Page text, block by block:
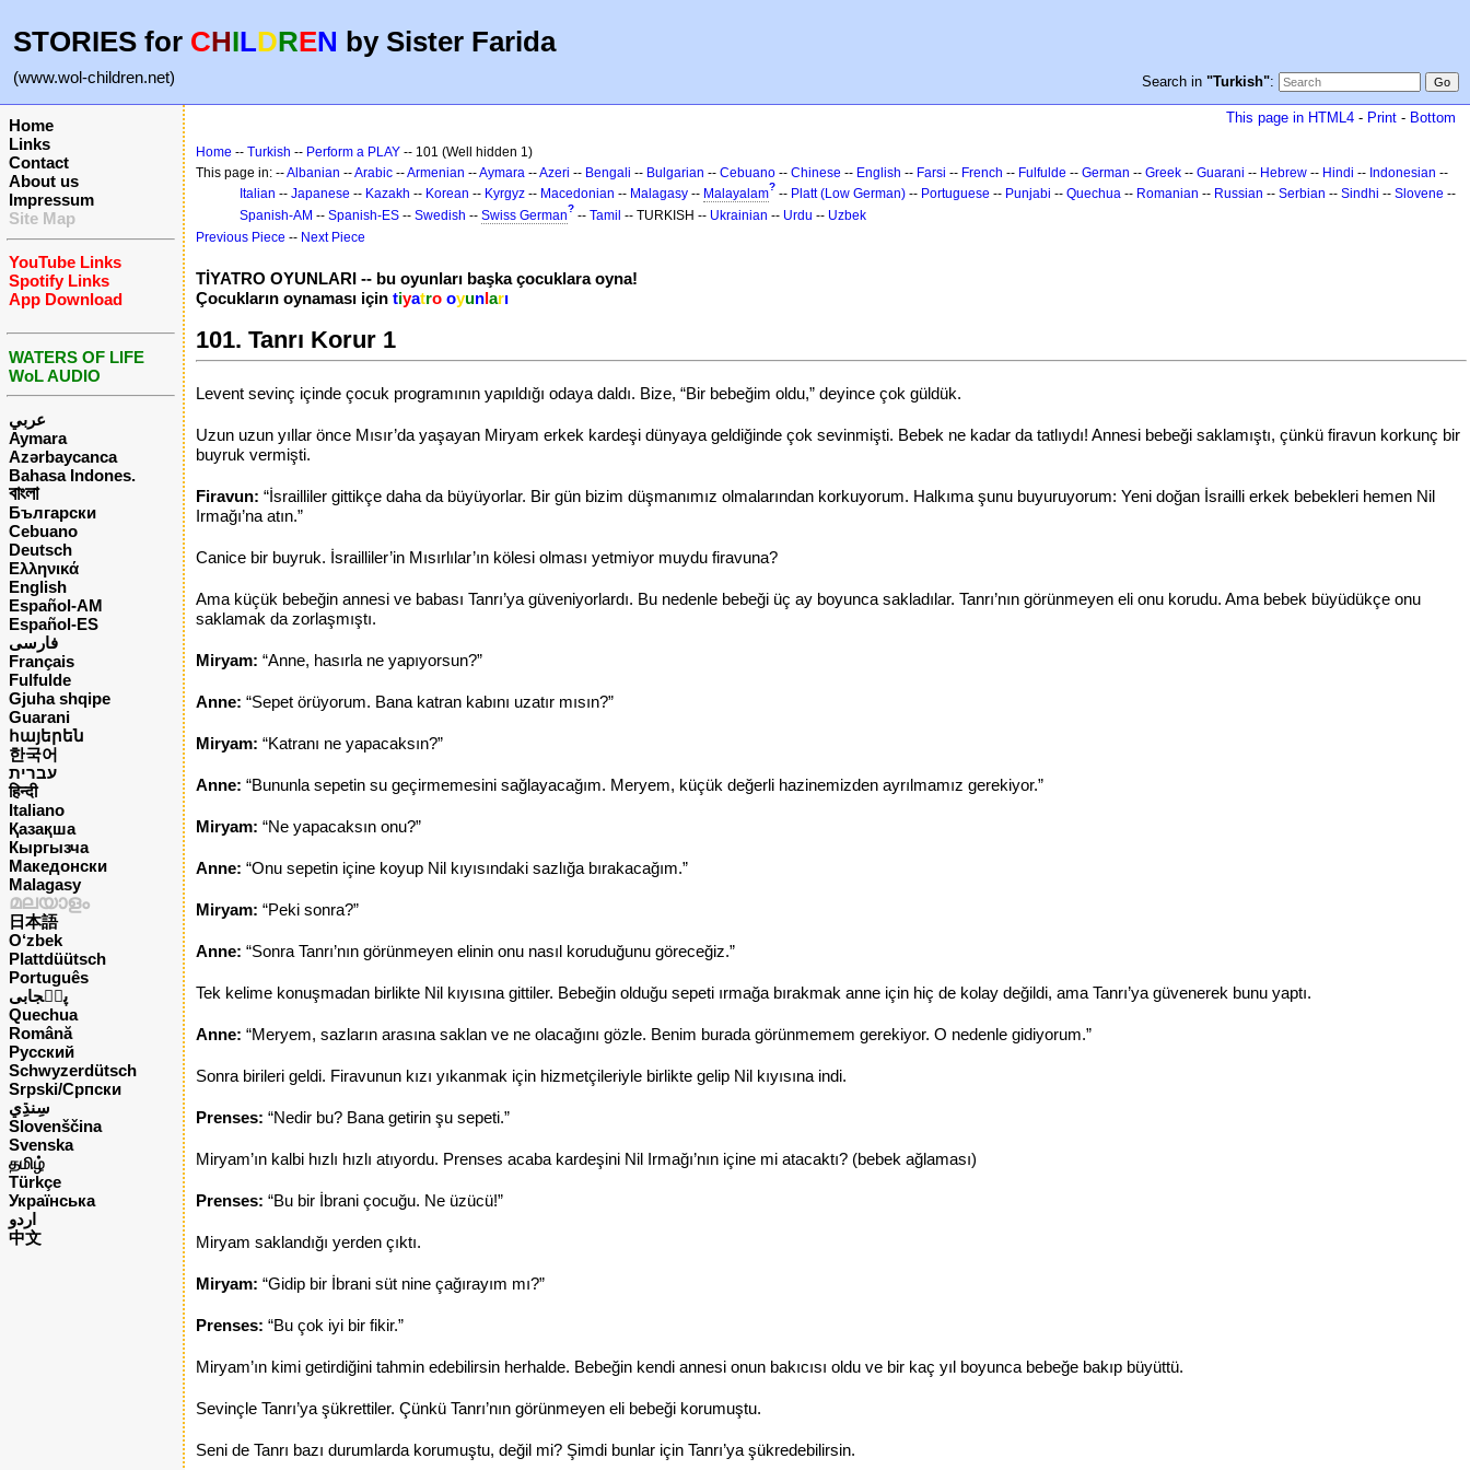
STORIES for CHILDREN by Sister Farida
(www.wol-children.net) Search in "Turkish":
Home
Links
Contact
About us
Impressum
Site Map
YouTube Links
Spotify Links
App Download
WATERS OF LIFE
WoL AUDIO
عربي
Aymara
Azərbaycanca
Bahasa Indones.
বাংলা
Български
Cebuano
Deutsch
Ελληνικά
English
Español-AM
Español-ES
فارسی
Français
Fulfulde
Gjuha shqipe
Guarani
հայերեն
한국어
עברית
हिन्दी
Italiano
Қазақша
Кыргызча
Македонски
Malagasy
മലയാളം
日本語
O‘zbek
Plattdüütsch
Português
پن٘جابی
Quechua
Română
Русский
Schwyzerdütsch
Srpski/Српски
Slovenščina
Svenska
தமிழ்
Türkçe
Українська
اردو
中文
This page in HTML4 - Print - Bottom
Home -- Turkish -- Perform a PLAY -- 101 (Well hidden 1)
This page in: --Albanian --Arabic --Armenian --Aymara --Azeri -- Bengali -- Bulgarian -- Cebuano -- Chinese -- English -- Farsi -- French -- Fulfulde -- German -- Greek -- Guarani -- Hebrew -- Hindi -- Indonesian --
Italian -- Japanese -- Kazakh -- Korean -- Kyrgyz -- Macedonian -- Malagasy -- Malayalam? -- Platt (Low German) -- Portuguese -- Punjabi -- Quechua -- Romanian -- Russian -- Serbian -- Sindhi -- Slovene --
Spanish-AM -- Spanish-ES -- Swedish -- Swiss German? -- Tamil -- TURKISH -- Ukrainian -- Urdu -- Uzbek
Previous Piece -- Next Piece
TİYATRO OYUNLARI -- bu oyunları başka çocuklara oyna!
Çocukların oynaması için tiyatro oyunları
101. Tanrı Korur 1
Levent sevinç içinde çocuk programının yapıldığı odaya daldı. Bize, “Bir bebeğim oldu,” deyince çok güldük.
Uzun uzun yıllar önce Mısır’da yaşayan Miryam erkek kardeşi dünyaya geldiğinde çok sevinmişti. Bebek ne kadar da tatlıydı! Annesi bebeği saklamıştı, çünkü firavun korkunç bir
buyruk vermişti.
Firavun: “İsrailliler gittikçe daha da büyüyorlar. Bir gün bizim düşmanımız olmalarından korkuyorum. Halkıma şunu buyuruyorum: Yeni doğan İsrailli erkek bebekleri hemen Nil
Irmağı’na atın.”
Canice bir buyruk. İsrailliler’in Mısırlılar’ın kölesi olması yetmiyor muydu firavuna?
Ama küçük bebeğin annesi ve babası Tanrı’ya güveniyorlardı. Bu nedenle bebeği üç ay boyunca sakladılar. Tanrı’nın görünmeyen eli onu korudu. Ama bebek büyüdükçe onu
saklamak da zorlaşmıştı.
Miryam: “Anne, hasırla ne yapıyorsun?”
Anne: “Sepet örüyorum. Bana katran kabını uzatır mısın?”
Miryam: “Katranı ne yapacaksın?”
Anne: “Bununla sepetin su geçirmemesini sağlayacağım. Meryem, küçük değerli hazinemizden ayrılmamız gerekiyor.”
Miryam: “Ne yapacaksın onu?”
Anne: “Onu sepetin içine koyup Nil kıyısındaki sazlığa bırakacağım.”
Miryam: “Peki sonra?”
Anne: “Sonra Tanrı’nın görünmeyen elinin onu nasıl koruduğunu göreceğiz.”
Tek kelime konuşmadan birlikte Nil kıyısına gittiler. Bebeğin olduğu sepeti ırmağa bırakmak anne için hiç de kolay değildi, ama Tanrı’ya güvenerek bunu yaptı.
Anne: “Meryem, sazların arasına saklan ve ne olacağını gözle. Benim burada görünmemem gerekiyor. O nedenle gidiyorum.”
Sonra birileri geldi. Firavunun kızı yıkanmak için hizmetçileriyle birlikte gelip Nil kıyısına indi.
Prenses: “Nedir bu? Bana getirin şu sepeti.”
Miryam’ın kalbi hızlı hızlı atıyordu. Prenses acaba kardeşini Nil Irmağı’nın içine mi atacaktı? (bebek ağlaması)
Prenses: “Bu bir İbrani çocuğu. Ne üzücü!”
Miryam saklandığı yerden çıktı.
Miryam: “Gidip bir İbrani süt nine çağırayım mı?”
Prenses: “Bu çok iyi bir fikir.”
Miryam’ın kimi getirdiğini tahmin edebilirsin herhalde. Bebeğin kendi annesi onun bakıcısı oldu ve bir kaç yıl boyunca bebeğe bakıp büyüttü.
Sevinçle Tanrı’ya şükrettiler. Çünkü Tanrı’nın görünmeyen eli bebeği korumuştu.
Seni de Tanrı bazı durumlarda korumuştu, değil mi? Şimdi bunlar için Tanrı’ya şükredebilirsin.